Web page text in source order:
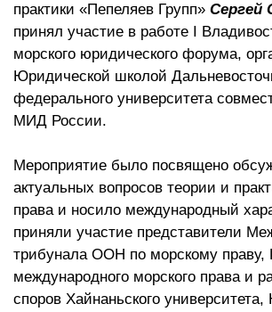
практики «Пепеляев Групп» Сергей
принял участие в работе I
морского юридического форума,
Юридической школой
федерального университета
МИД России.
Мероприятие было посвящено
актуальных вопросов теории и
права и носило международный
приняли участие представители
трибунала ООН по морскому праву,
международного морского права и
споров Хайнаньского